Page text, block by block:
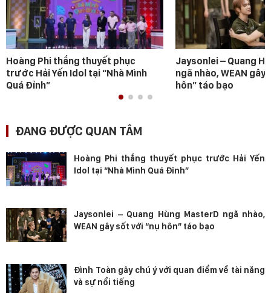
Hoàng Phi thắng thuyết phục
trước Hải Yến Idol tại “Nhà Mình
Quá Đỉnh”
Jaysonlei – Quang
ngã nhào, WEAN gây
hôn” táo bạo
ĐANG ĐƯỢC QUAN TÂM
Hoàng Phi thắng thuyết phục trước Hải Yến
Idol tại “Nhà Mình Quá Đỉnh”
Jaysonlei – Quang Hùng MasterD ngã nhào,
WEAN gây sốt với “nụ hôn” táo bạo
Đình Toàn gây chú ý với quan điểm về tài năng
và sự nổi tiếng